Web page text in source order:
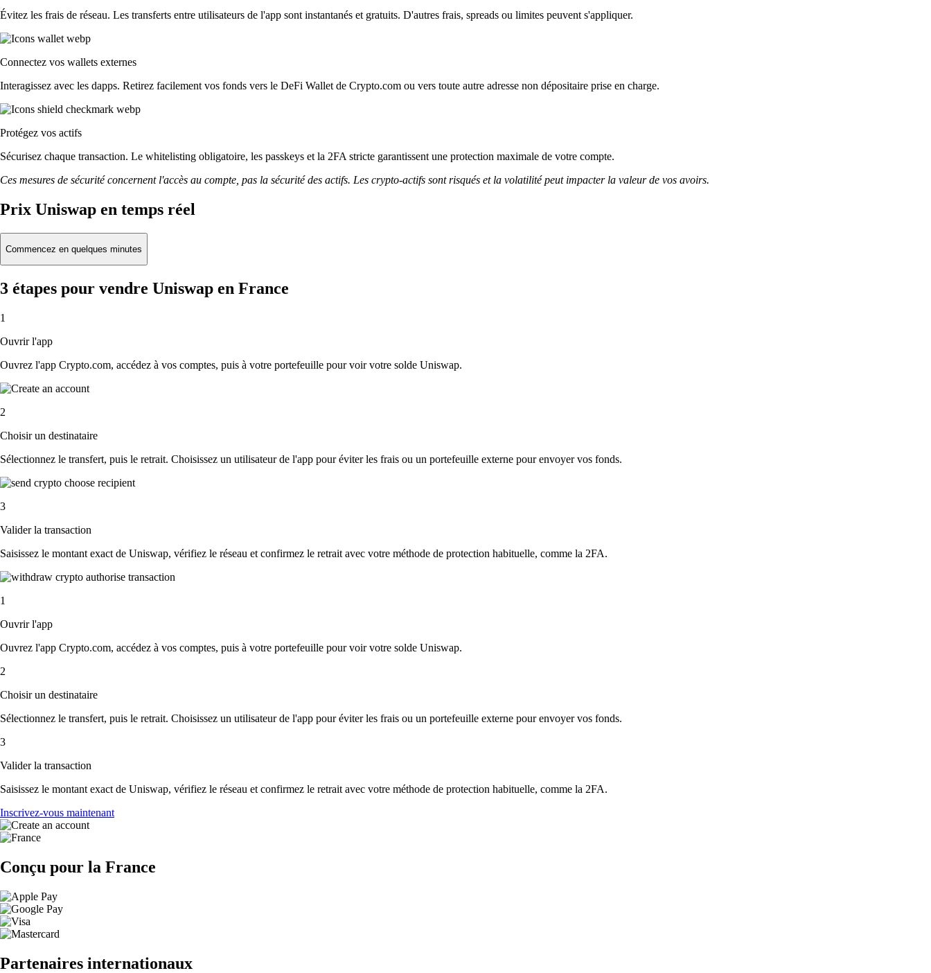
Évitez les frais de réseau. Les transferts entre utilisateurs de l'app sont instantanés et gratuits. D'autres frais, spreads ou limites peuvent s'appliquer.
Connectez vos wallets externes
Interagissez avec les dapps. Retirez facilement vos fonds vers le DeFi Wallet de Crypto.com ou vers toute autre adresse non dépositaire prise en charge.
Protégez vos actifs
Sécurisez chaque transaction. Le whitelisting obligatoire, les passkeys et la 2FA stricte garantissent une protection maximale de votre compte.
Ces mesures de sécurité concernent l'accès au compte, pas la sécurité des actifs. Les crypto-actifs sont risqués et la volatilité peut impacter la valeur de vos avoirs.
Prix Uniswap en temps réel
Commencez en quelques minutes
3 étapes pour vendre Uniswap en France
1
Ouvrir l'app
Ouvrez l'app Crypto.com, accédez à vos comptes, puis à votre portefeuille pour voir votre solde Uniswap.
2
Choisir un destinataire
Sélectionnez le transfert, puis le retrait. Choisissez un utilisateur de l'app pour éviter les frais ou un portefeuille externe pour envoyer vos fonds.
3
Valider la transaction
Saisissez le montant exact de Uniswap, vérifiez le réseau et confirmez le retrait avec votre méthode de protection habituelle, comme la 2FA.
1
Ouvrir l'app
Ouvrez l'app Crypto.com, accédez à vos comptes, puis à votre portefeuille pour voir votre solde Uniswap.
2
Choisir un destinataire
Sélectionnez le transfert, puis le retrait. Choisissez un utilisateur de l'app pour éviter les frais ou un portefeuille externe pour envoyer vos fonds.
3
Valider la transaction
Saisissez le montant exact de Uniswap, vérifiez le réseau et confirmez le retrait avec votre méthode de protection habituelle, comme la 2FA.
Inscrivez-vous maintenant
Conçu pour la France
Partenaires internationaux